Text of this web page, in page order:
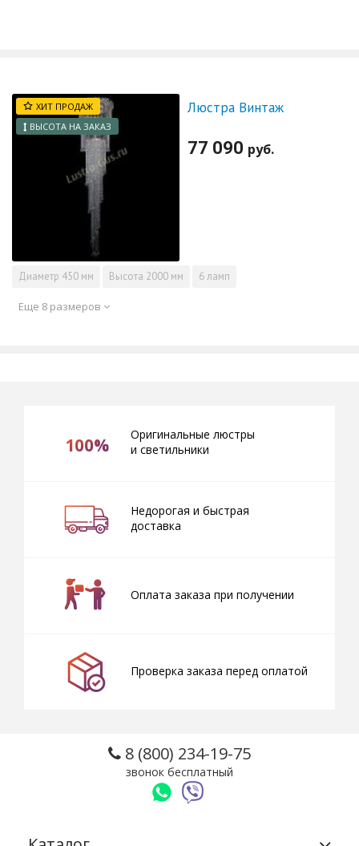
ХИТ ПРОДАЖ
ВЫСОТА НА ЗАКАЗ
Люстра Винтаж
77 090 руб.
Диаметр 450 мм Высота 2000 мм 6 ламп
Еще 8 размеров
100%
Оригинальные люстры
и светильники
Недорогая и быстрая
доставка
Оплата заказа при получении
Проверка заказа перед оплатой
8 (800) 234-19-75
звонок бесплатный